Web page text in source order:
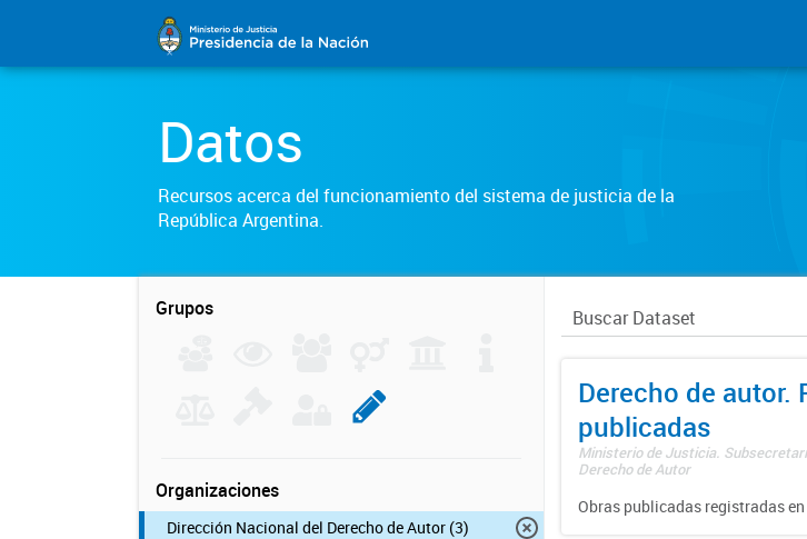
Datos
Recursos acerca del funcionamiento del sistema de justicia de la
República Argentina.
Grupos
Organizaciones
Dirección Nacional del Derecho de Autor (3)
Derecho de autor.
publicadas
Ministerio de Justicia.
Derecho de Autor
Obras publicadas registradas